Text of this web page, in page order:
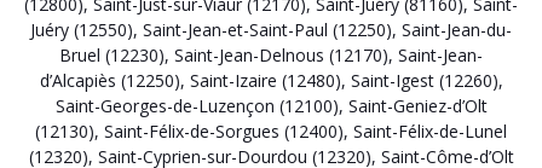
Juéry (12550), Saint-Jean-et-Saint-Paul (12250), Saint-Jean-du-
Bruel (12230), Saint-Jean-Delnous (12170), Saint-Jean-
d’Alcapiès (12250), Saint-Izaire (12480), Saint-Igest (12260),
Saint-Georges-de-Luzençon (12100), Saint-Geniez-d’Olt
(12130), Saint-Félix-de-Sorgues (12400), Saint-Félix-de-Lunel
(12320), Saint-Cyprien-sur-Dourdou (12320), Saint-Côme-d’Olt